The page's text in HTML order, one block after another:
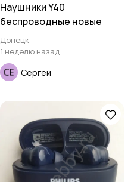
Наушники Y40
беспроводные новые
Донецк
1 неделю назад
Сергей